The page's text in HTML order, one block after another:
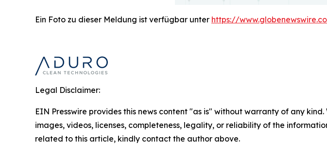
Ein Foto zu dieser Meldung ist verfügbar unter https://
Legal Disclaimer:
EIN Presswire provides this news content "as is" without warranty of any
images, videos, licenses, completeness, legality, or reliability of the
related to this article, kindly contact the author above.